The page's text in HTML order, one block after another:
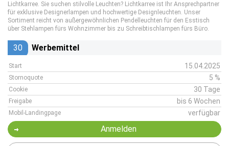
Lichtkarree. Sie suchen stilvolle Leuchten? Lichtkarree ist Ihr Ansprechpartner
für exklusive Designerlampen und hochwertige Designleuchten. Unser
Sortiment reicht von außergewöhnlichen Pendelleuchten für den Esstisch
über Stehlampen fürs Wohnzimmer bis zu Schreibtischlampen fürs Büro.
30 Werbemittel
Start 15.04.2025
Stornoquote 5 %
Cookie 30 Tage
Freigabe bis 6 Wochen
Mobil-Landingpage verfügbar
Anmelden